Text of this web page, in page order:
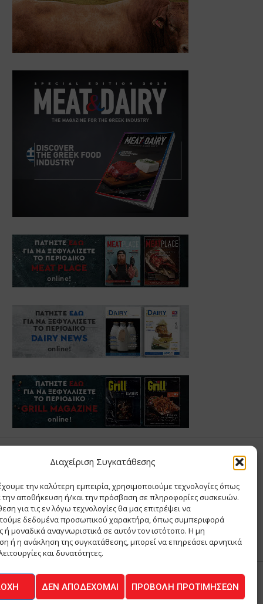
Διαχείριση Συγκατάθεσης
την καλύτερη εμπειρία, χρησιμοποιούμε τεχνολογίες όπως
την αποθήκευση ή/και την πρόσβαση σε πληροφορίες συσκευών.
για τις εν λόγω τεχνολογίες θα μας επιτρέψει να
δεδομένα προσωπικού χαρακτήρα, όπως συμπεριφορά
ή μοναδικά αναγνωριστικά σε αυτόν τον ιστότοπο. Η μη
ή η ανάκληση της συγκατάθεσης, μπορεί να επηρεάσει αρνητικά
και δυνατότητες.
ΔΕΝ ΑΠΟΔΈΧΟΜΑΙ ΠΡΟΒΟΛΉ ΠΡΟΤΙΜΉΣΕΩΝ
Θ ΚΑΙ ΣΙΑ ΜΟΝΟΠΡΟΣΩΠΗ ΙΚΕ